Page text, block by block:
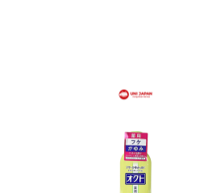
5 phút